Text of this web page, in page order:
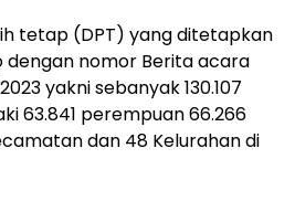
tetap (DPT) yang ditetapkan
dengan nomor Berita acara
yakni sebanyak 130.107
63.841 perempuan 66.266
dan 48 Kelurahan di